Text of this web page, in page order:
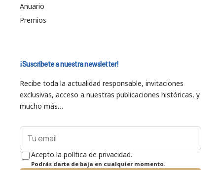
Anuario
Premios
¡Suscríbete a nuestra newsletter!
Recibe toda la actualidad responsable, invitaciones
exclusivas, acceso a nuestras publicaciones históricas, y
mucho más…
Acepto la política de privacidad.
Podrás darte de baja en cualquier momento.